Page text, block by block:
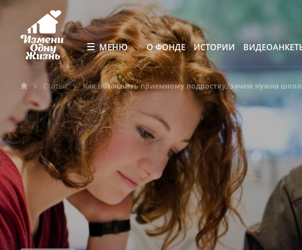
МЕНЮ О ФОНДЕ ИСТОРИИ
Статьи Как объяснить приемному подростку, зачем нужна